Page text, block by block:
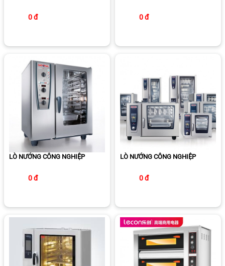
0 đ 0 đ
LÒ NƯỚNG CÔNG NGHIỆP
0 đ
LÒ NƯỚNG CÔNG NGHIỆP
0 đ